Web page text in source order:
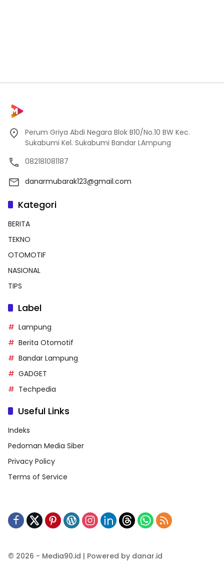
Perum Griya Abdi Negara Blok B10/No.10 BW Kec.
Sukabumi Kel. Sukabumi Bandar LAmpung
082181081187
danarmubarak123@gmail.com
Kategori
BERITA
TEKNO
OTOMOTIF
NASIONAL
TIPS
Label
Lampung
Berita Otomotif
Bandar Lampung
GADGET
Techpedia
Useful Links
Indeks
Pedoman Media Siber
Privacy Policy
Terms of Service
© 2026 - Media90.id | Powered by danar.id